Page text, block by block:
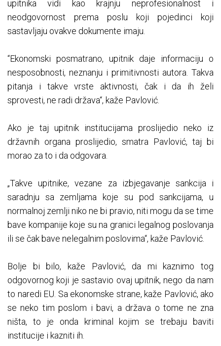
upitnika vidi kao krajnju neprofesionalnost i
neodgovornost prema poslu koji pojedinci koji
sastavljaju ovakve dokumente imaju.
“Ekonomski posmatrano, upitnik daje informaciju o
nesposobnosti, neznanju i primitivnosti autora. Takva
pitanja i takve vrste aktivnosti, čak i da ih želi
sprovesti, ne radi država“, kaže Pavlović.
Ako je taj upitnik institucijama proslijedio neko iz
državnih organa proslijedio, smatra Pavlović, taj bi
morao za to i da odgovara.
„Takve upitnike, vezane za izbjegavanje sankcija i
saradnju sa zemljama koje su pod sankcijama, u
normalnoj zemlji niko ne bi pravio, niti mogu da se time
bave kompanije koje su na granici legalnog poslovanja
ili se čak bave nelegalnim poslovima“, kaže Pavlović.
Bolje bi bilo, kaže Pavlović, da mi kaznimo tog
odgovornog koji je sastavio ovaj upitnik, nego da nam
to naredi EU. Sa ekonomske strane, kaže Pavlović, ako
se neko tim poslom i bavi, a država o tome ne zna
ništa, to je onda kriminal kojim se trebaju baviti
institucije i kazniti ih.